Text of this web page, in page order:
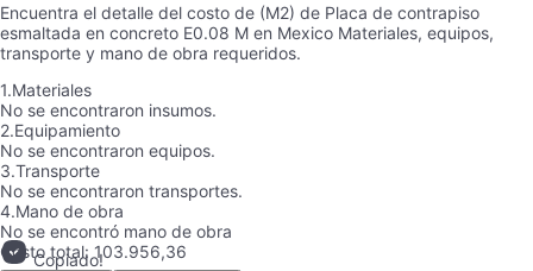
Encuentra el detalle del costo de (M2) de Placa de contrapiso
esmaltada en concreto E0.08 M en Mexico Materiales, equipos,
transporte y mano de obra requeridos.
1.Materiales
No se encontraron insumos.
2.Equipamiento
No se encontraron equipos.
3.Transporte
No se encontraron transportes.
4.Mano de obra
No se encontró mano de obra
Costo total: 103.956,36
Copiado!